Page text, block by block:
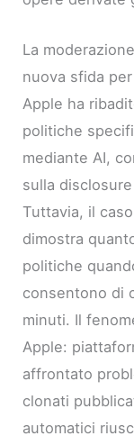
La
nuova sfida
Apple ha
politiche
mediante AI,
sulla
Tuttavia, il
dimostra
politiche
consentono di
minuti. Il
Apple:
affrontato
clonati
automatici